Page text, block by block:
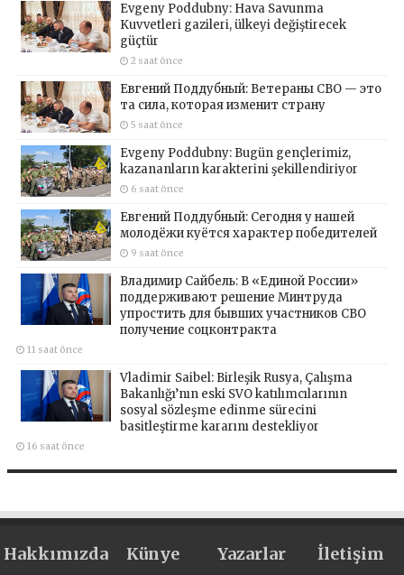
Evgeny Poddubny: Hava Savunma
Kuvvetleri gazileri, ülkeyi değiştirecek
güçtür
2 saat önce
Евгений Поддубный: Ветераны СВО — это
та сила, которая изменит страну
5 saat önce
Evgeny Poddubny: Bugün gençlerimiz,
kazananların karakterini şekillendiriyor
6 saat önce
Евгений Поддубный: Сегодня у нашей
молодёжи куётся характер победителей
9 saat önce
Владимир Сайбель: В «Единой России»
поддерживают решение Минтруда
упростить для бывших участников СВО
получение соцконтракта
11 saat önce
Vladimir Saibel: Birleşik Rusya, Çalışma
Bakanlığı’nın eski SVO katılımcılarının
sosyal sözleşme edinme sürecini
basitleştirme kararını destekliyor
16 saat önce
Hakkımızda Künye Yazarlar İletişim